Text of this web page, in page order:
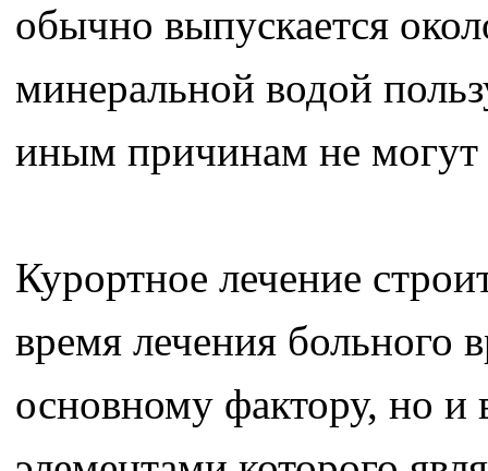
обычно выпускается
минеральной водой
иным причинам не могут
Курортное лечение
время лечения больного
основному фактору, но